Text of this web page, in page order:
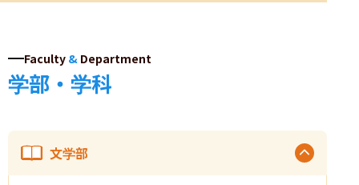
Faculty & Department
学部・学科
文学部